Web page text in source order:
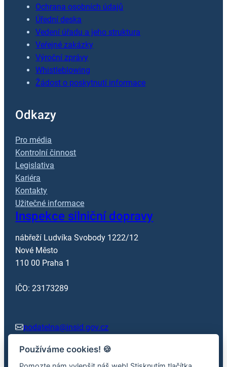
Ochrana osobních údajů
Úřední deska
Vedení úřadu a jeho struktura
Veřejné zakázky
Výroční zprávy
Whistleblowing
Žádost o poskytnutí informace
Odkazy
Pro média
Kontrolní činnost
Legislativa
Kariéra
Kontakty
Užitečné informace
Inspekce silniční dopravy
nábřeží Ludvíka Svobody 1222/12
Nové Město
110 00 Praha 1
IČO: 23173289
podatelna@insid.gov.cz
+420 602 362 413
Používáme cookies! 🍪